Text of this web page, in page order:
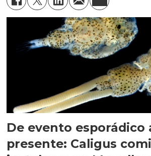
De evento esporádico
presente: Caligus